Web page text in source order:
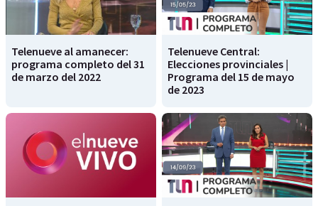
Telenueve al amanecer:
programa completo del 31
de marzo del 2022
Telenueve Central:
Elecciones provinciales |
Programa del 15 de mayo
de 2023